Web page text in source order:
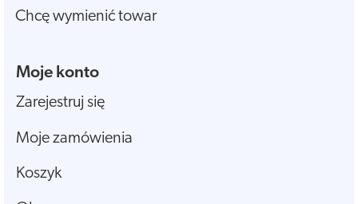
Chcę wymienić towar
Moje konto
Zarejestruj się
Moje zamówienia
Koszyk